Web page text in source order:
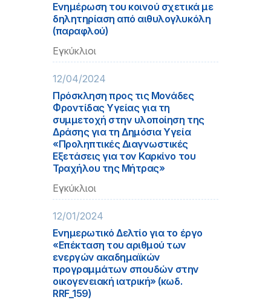
Ενημέρωση του κοινού σχετικά με
δηλητηρίαση από αιθυλογλυκόλη
(παραφλού)
Εγκύκλιοι
12/04/2024
Πρόσκληση προς τις Μονάδες
Φροντίδας Υγείας για τη
συμμετοχή στην υλοποίηση της
Δράσης για τη Δημόσια Υγεία
«Προληπτικές Διαγνωστικές
Εξετάσεις για τον Καρκίνο του
Τραχήλου της Μήτρας»
Εγκύκλιοι
12/01/2024
Ενημερωτικό Δελτίο για το έργο
«Επέκταση του αριθμού των
ενεργών ακαδημαϊκών
προγραμμάτων σπουδών στην
οικογενειακή ιατρική» (κωδ.
RRF_159)